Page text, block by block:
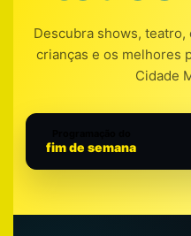
Descubra shows,
crianças e os melhores
Cidade
fim de semana